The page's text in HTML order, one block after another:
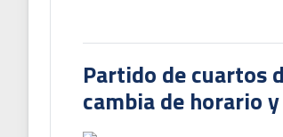
Partido de cuartos
cambia de horario